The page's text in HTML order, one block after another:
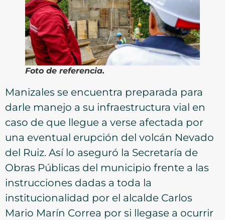
Foto de referencia.
Manizales se encuentra preparada para
darle manejo a su infraestructura vial en
caso de que llegue a verse afectada por
una eventual erupción del volcán Nevado
del Ruiz. Así lo aseguró la Secretaría de
Obras Públicas del municipio frente a las
instrucciones dadas a toda la
institucionalidad por el alcalde Carlos
Mario Marín Correa por si llegase a ocurrir